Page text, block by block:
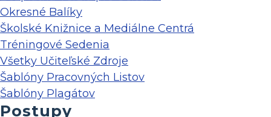
Okresné Balíky
Školské Knižnice a Mediálne Centrá
Tréningové Sedenia
Všetky Učiteľské Zdroje
Šablóny Pracovných Listov
Šablóny Plagátov
Postupy